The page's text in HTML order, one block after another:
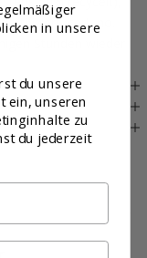
cert. no.
Stunden wieder
in unsere
du unsere
ein, unseren
zu
du jederzeit